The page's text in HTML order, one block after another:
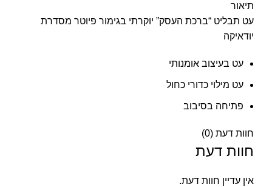
תיאור
עט תבליט “ברכת העסק” יוקרתי בגימור פיוטר מסדרת
יודאיקה
עט בעיצוב אומנותי
עט מילוי כדורי כחול
פתיחה בסיבוב
חוות דעת (0)
חוות דעת
אין עדיין חוות דעת.